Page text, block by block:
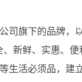
司旗下的品牌，
新鲜、实惠、
生活必须品，建